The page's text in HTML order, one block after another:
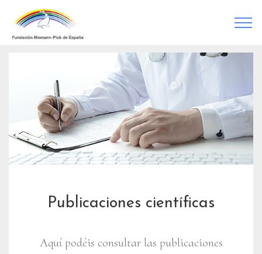
Publicaciones científicas
Aquí podéis consultar las publicaciones